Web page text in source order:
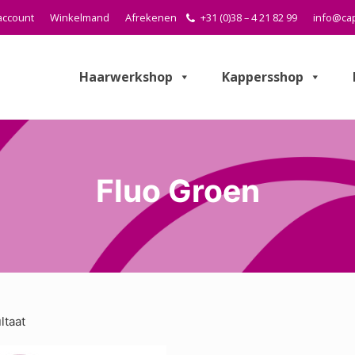
Winkelmand Afrekenen +31 (0)38 – 4 21 82 99
Haarwerkshop Kappersshop
Fluo Groen